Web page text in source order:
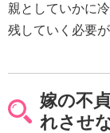
親としていかに
残していく必要が
嫁の不
れさせ